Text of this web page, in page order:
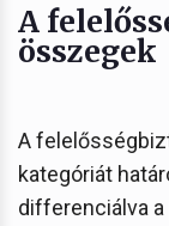
A
összegek
A
kategóriát
differenciálva